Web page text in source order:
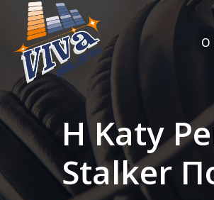
Ο
H Katy
Stalker